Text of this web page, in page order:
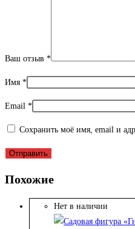
Ваш отзыв *
Имя *
Email *
Сохранить моё имя, email и
Похожие
Нет в наличии